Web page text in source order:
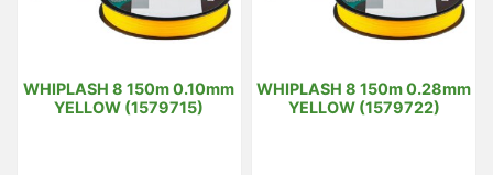
WHIPLASH 8 150m 0.10mm
YELLOW (1579715)
WHIPLASH 8 150m 0.28mm
YELLOW (1579722)